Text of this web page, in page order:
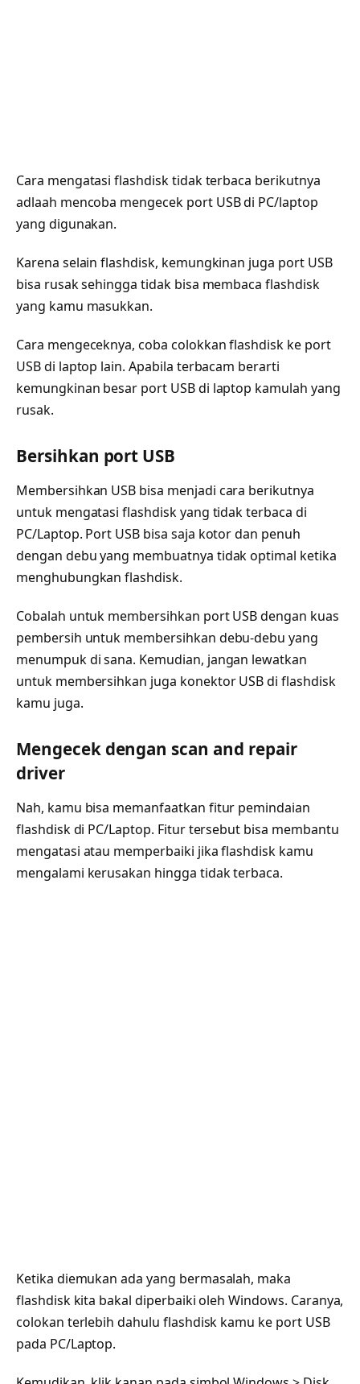
Cara mengatasi flashdisk tidak terbaca berikutnya
adlaah mencoba mengecek port USB di PC/laptop
yang digunakan.
Karena selain flashdisk, kemungkinan juga port USB
bisa rusak sehingga tidak bisa membaca flashdisk
yang kamu masukkan.
Cara mengeceknya, coba colokkan flashdisk ke port
USB di laptop lain. Apabila terbacam berarti
kemungkinan besar port USB di laptop kamulah yang
rusak.
Bersihkan port USB
Membersihkan USB bisa menjadi cara berikutnya
untuk mengatasi flashdisk yang tidak terbaca di
PC/Laptop. Port USB bisa saja kotor dan penuh
dengan debu yang membuatnya tidak optimal ketika
menghubungkan flashdisk.
Cobalah untuk membersihkan port USB dengan kuas
pembersih untuk membersihkan debu-debu yang
menumpuk di sana. Kemudian, jangan lewatkan
untuk membersihkan juga konektor USB di flashdisk
kamu juga.
Mengecek dengan scan and repair
driver
Nah, kamu bisa memanfaatkan fitur pemindaian
flashdisk di PC/Laptop. Fitur tersebut bisa membantu
mengatasi atau memperbaiki jika flashdisk kamu
mengalami kerusakan hingga tidak terbaca.
Ketika diemukan ada yang bermasalah, maka
flashdisk kita bakal diperbaiki oleh Windows. Caranya,
colokan terlebih dahulu flashdisk kamu ke port USB
pada PC/Laptop.